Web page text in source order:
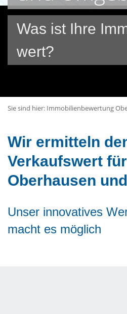
Was ist Ihre
wert?
Sie sind hier: Immobilienbewertung
Wir ermitteln
Verkaufswert
Oberhausen
Unser innovatives
macht es möglich